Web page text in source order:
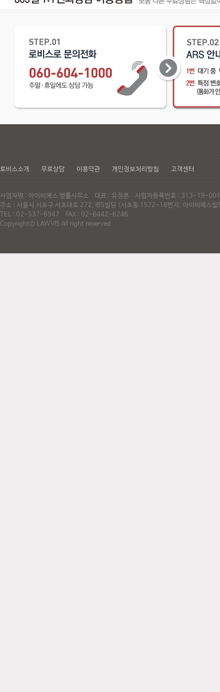
로비스소개 무료상담 이용약관 개인정보처리방침 고객센터
사업자명 : 아이비에스 법률사무소 대표 : 유정훈 사업자등록번호 : 313-19-
주소 : 서울시 서초구 서초대로 272, IBS빌딩 (서초동 1572-18번지, 아이비에스
TEL : 02-537-6947 FAX : 02-6442-6246
Copyright© LAWVIS All right reserved